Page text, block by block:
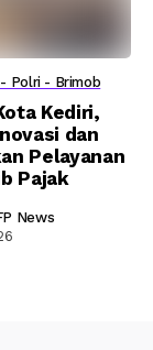
Polri - Brimob
Kediri,
dan
Pelayanan
Pajak
News